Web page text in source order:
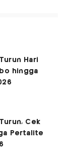
Hari
hingga
Cek
Pertalite